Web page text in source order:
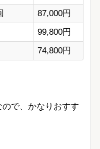
87,000円
99,800円
74,800円
で、かなりおすす